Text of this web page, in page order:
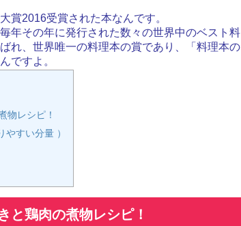
賞2016受賞された本なんです。
年その年に発行された数々の世界中のベスト料
れ、世界唯一の料理本の賞であり、「料理本の
ですよ。
物レシピ！
すい分量 ）
鶏肉の煮物レシピ！